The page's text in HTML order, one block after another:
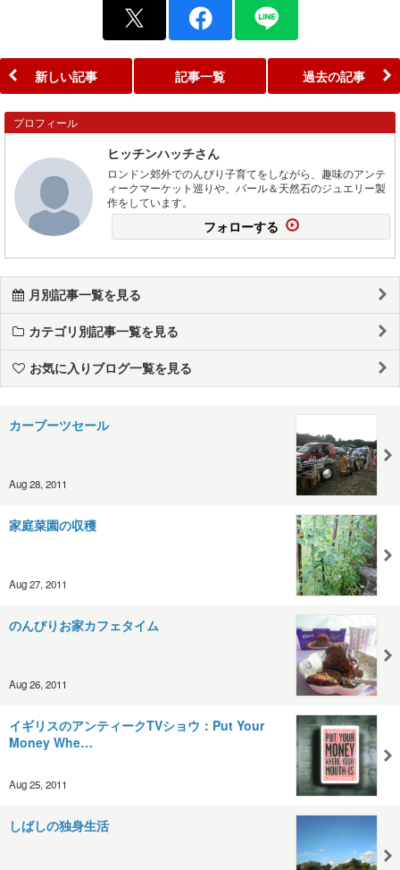
新しい記事 記事一覧 過去の記事
プロフィール
ヒッチンハッチさん
ロンドン郊外でのんびり子育てをしながら、趣味のアンテ
ィークマーケット巡りや、パール＆天然石のジュエリー製
作をしています。
フォローする
月別記事一覧を見る
カテゴリ別記事一覧を見る
お気に入りブログ一覧を見る
カーブーツセール
Aug 28, 2011
家庭菜園の収穫
Aug 27, 2011
のんびりお家カフェタイム
Aug 26, 2011
イギリスのアンティークTVショウ：Put Your
Money Whe…
Aug 25, 2011
しばしの独身生活